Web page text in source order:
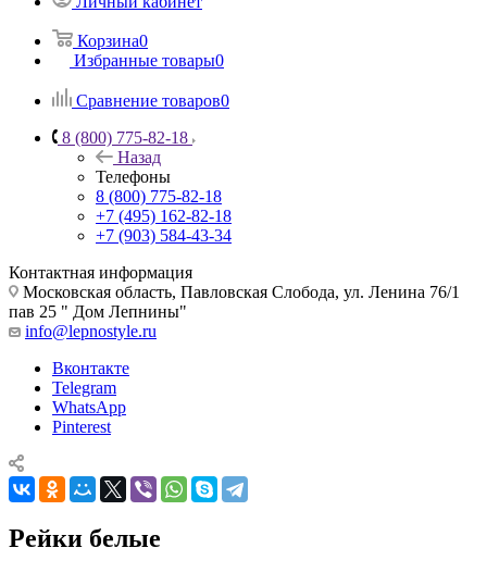
Корзина0
Избранные товары0
Сравнение товаров0
8 (800) 775-82-18
Назад
Телефоны
8 (800) 775-82-18
+7 (495) 162-82-18
+7 (903) 584-43-34
Контактная информация
Московская область, Павловская Слобода, ул. Ленина 76/1
пав 25 " Дом Лепнины"
info@lepnostyle.ru
Вконтакте
Telegram
WhatsApp
Pinterest
Рейки белые